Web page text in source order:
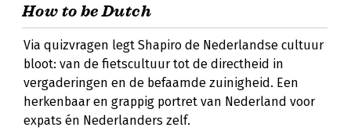
How to be Dutch
Via quizvragen legt Shapiro de Nederlandse cultuur
bloot: van de fietscultuur tot de directheid in
vergaderingen en de befaamde zuinigheid. Een
herkenbaar en grappig portret van Nederland voor
expats én Nederlanders zelf.